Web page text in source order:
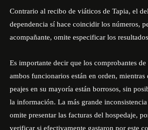
Contrario al recibo de viáticos de Tapia, el
dependencia sí hace coincidir los números,
acompañante, omite especificar los
Es importante decir que los comprobantes de
ambos funcionarios están en orden, mientras
peajes en su mayoría están borrosos, sin
la información. La más grande inconsistencia
omite presentar las facturas del hospedaje,
verificar si efectivamente gastaron por este